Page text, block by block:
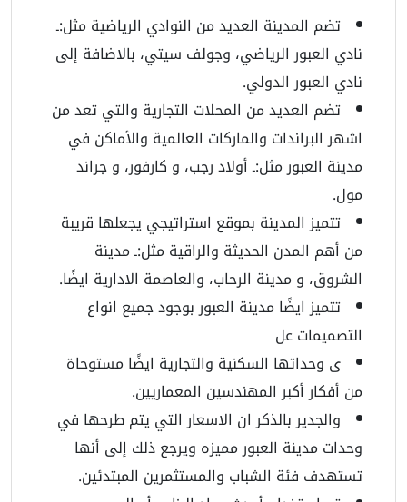
تضم المدينة العديد من النوادي الرياضية مثل:ـ
نادي العبور الرياضي، وجولف سيتي، بالاضافة إلى
نادي العبور الدولي.
تضم العديد من المحلات التجارية والتي تعد من
اشهر البراندات والماركات العالمية والأماكن في
مدينة العبور مثل:ـ أولاد رجب، و كارفور، و جراند
مول.
تتميز المدينة بموقع استراتيجي يجعلها قريبة
من أهم المدن الحديثة والراقية مثل:ـ مدينة
الشروق، و مدينة الرحاب، والعاصمة الادارية ايضًا.
تتميز ايضًا مدينة العبور بوجود جميع انواع
التصميمات عل
ى وحداتها السكنية والتجارية ايضًا مستوحاة
من أفكار أكبر المهندسين المعماريين.
والجدير بالذكر ان الاسعار التي يتم طرحها في
وحدات مدينة العبور مميزه ويرجع ذلك إلى أنها
تستهدف فئة الشباب والمستثمرين المبتدئين.